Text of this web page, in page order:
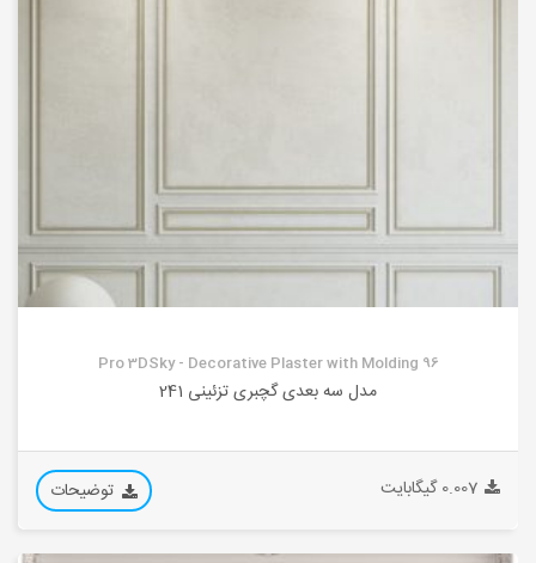
Pro 3DSky - Decorative Plaster with Molding 96
مدل سه بعدی گچبری تزئینی 241
0.007 گیگابایت توضیحات